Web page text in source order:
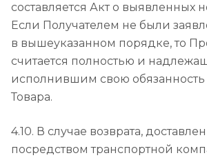
составляется Акт о выявленных
Если Получателем не были
в вышеуказанном порядке, то
считается полностью и
исполнившим свою
Товара.
4.10. В случае возврата,
посредством транспортной